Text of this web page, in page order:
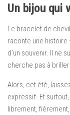
Un bijou qui
Le bracelet de
raconte une histoire
d’un souvenir. Il ne
cherche pas à
Alors, cet été,
expressif. Et
librement, fièrement,